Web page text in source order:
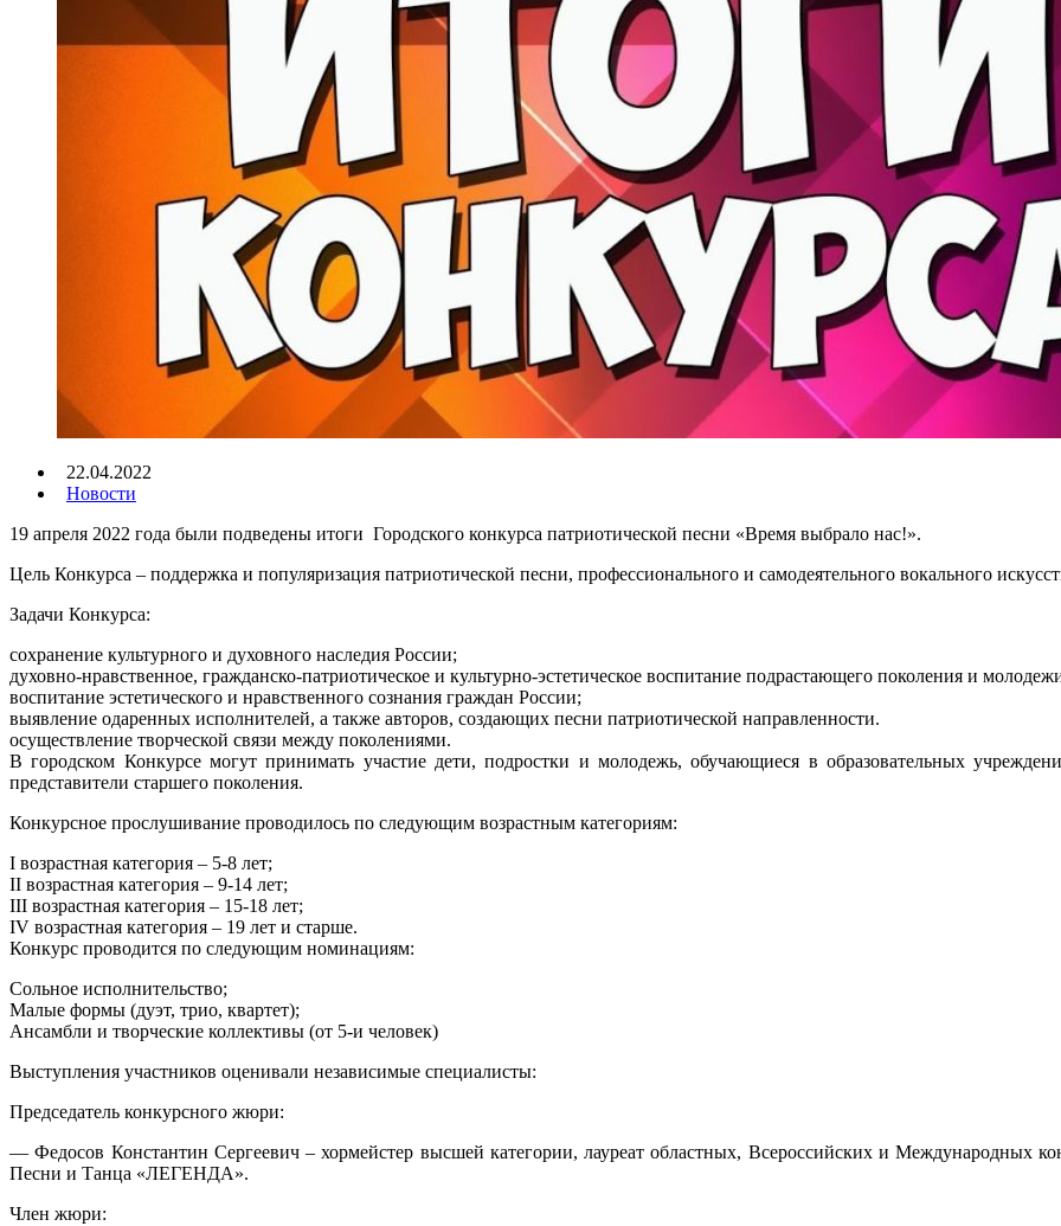
22.04.2022
Новости
19 апреля 2022 года были подведены итоги Городского конкурса патриотической песни «Время выбрало нас!».
Цель Конкурса – поддержка и популяризация патриотической песни, профессионального и самодеятельного вокального
Задачи Конкурса:
сохранение культурного и духовного наследия России;
духовно-нравственное, гражданско-патриотическое и культурно-эстетическое воспитание подрастающего поколения и
воспитание эстетического и нравственного сознания граждан России;
выявление одаренных исполнителей, а также авторов, создающих песни патриотической направленности.
осуществление творческой связи между поколениями.
В городском Конкурсе могут принимать участие дети, подростки и молодежь, обучающиеся в образовательных
представители старшего поколения.
Конкурсное прослушивание проводилось по следующим возрастным категориям:
I возрастная категория – 5-8 лет;
II возрастная категория – 9-14 лет;
III возрастная категория – 15-18 лет;
IV возрастная категория – 19 лет и старше.
Конкурс проводится по следующим номинациям:
Сольное исполнительство;
Малые формы (дуэт, трио, квартет);
Ансамбли и творческие коллективы (от 5-и человек)
Выступления участников оценивали независимые специалисты:
Председатель конкурсного жюри:
— Федосов Константин Сергеевич – хормейстер высшей категории, лауреат областных, Всероссийских и Международных
Песни и Танца «ЛЕГЕНДА».
Член жюри: